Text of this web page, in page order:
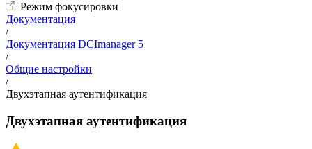
Режим фокусировки
Документация
/
Документация DCImanager 5
/
Общие настройки
/
Двухэтапная аутентификация
Двухэтапная аутентификация